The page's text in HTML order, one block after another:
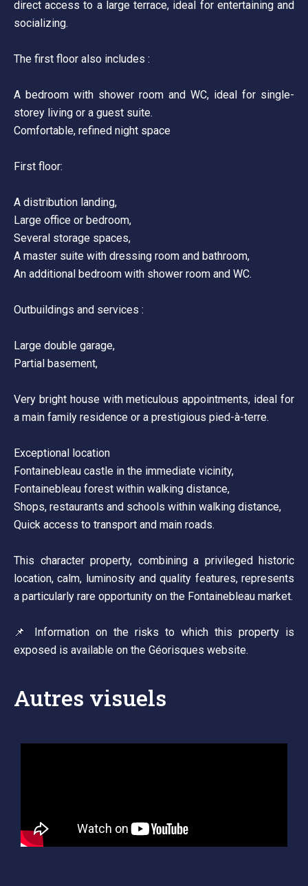
direct access to a large terrace, ideal for entertaining and
socializing.
The first floor also includes :
A bedroom with shower room and WC, ideal for single-
storey living or a guest suite.
Comfortable, refined night space
First floor:
A distribution landing,
Large office or bedroom,
Several storage spaces,
A master suite with dressing room and bathroom,
An additional bedroom with shower room and WC.
Outbuildings and services :
Large double garage,
Partial basement,
Very bright house with meticulous appointments, ideal for
a main family residence or a prestigious pied-à-terre.
Exceptional location
Fontainebleau castle in the immediate vicinity,
Fontainebleau forest within walking distance,
Shops, restaurants and schools within walking distance,
Quick access to transport and main roads.
This character property, combining a privileged historic
location, calm, luminosity and quality features, represents
a particularly rare opportunity on the Fontainebleau market.
📌 Information on the risks to which this property is
exposed is available on the Géorisques website.
Autres visuels